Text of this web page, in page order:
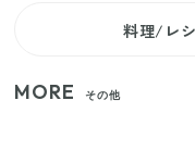
料理/レ
MORE その他